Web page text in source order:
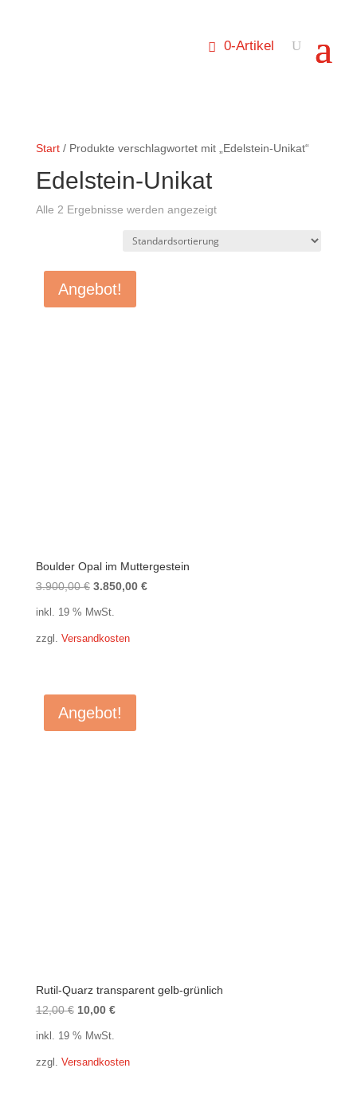
0-Artikel
Start/ Produkte verschlagwortet mit „Edelstein-Unikat“
Edelstein-Unikat
Alle 2 Ergebnisse werden angezeigt
Angebot!
Boulder Opal im Muttergestein
3.900,00€ Ursprünglicher
3.900,00 €
3.850,00 €Aktueller
inkl. 19 % MwSt.
zzgl. Versandkosten
Angebot!
Rutil-Quarz transparent gelb-grünlich
12,00€ Ursprünglicher
12,00 €
10,00 €Aktueller
10,00 €.
inkl. 19 % MwSt.
zzgl. Versandkosten